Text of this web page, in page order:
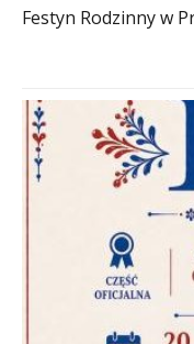
Festyn Rodzinny w